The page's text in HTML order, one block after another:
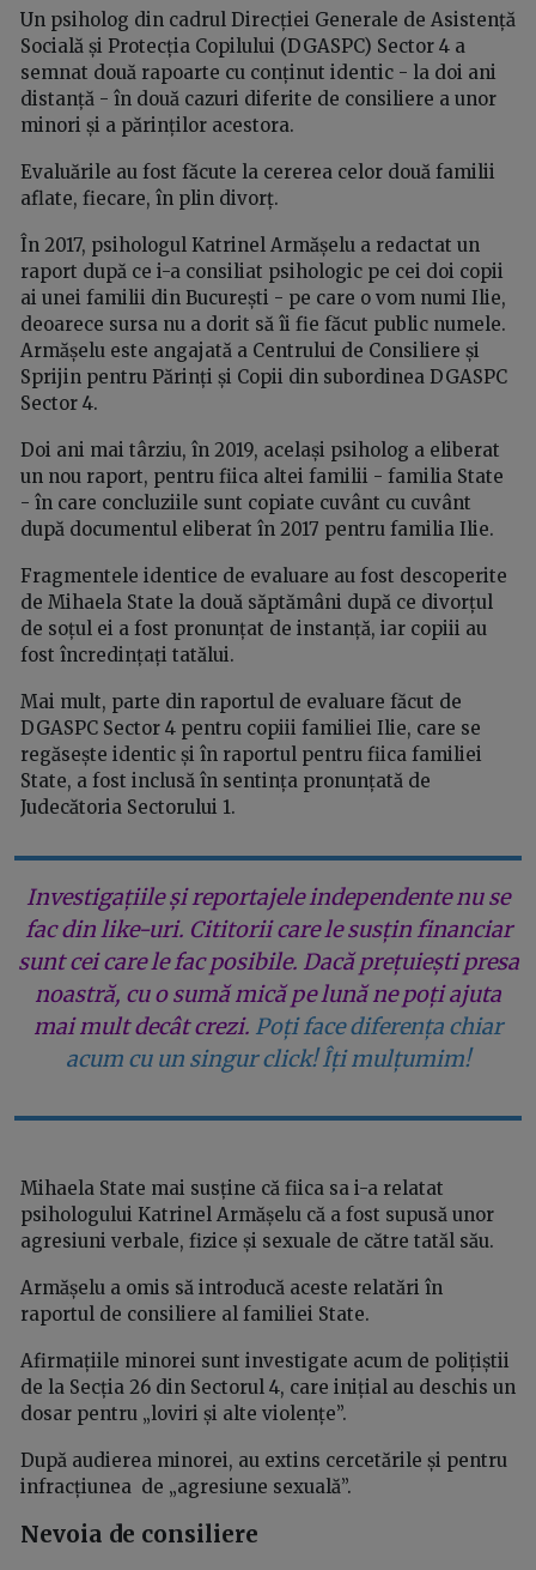
Un psiholog din cadrul Direcției Generale de Asistență
Socială și Protecția Copilului (DGASPC) Sector 4 a
semnat două rapoarte cu conținut identic - la doi ani
distanță - în două cazuri diferite de consiliere a unor
minori și a părinților acestora.
Evaluările au fost făcute la cererea celor două familii
aflate, fiecare, în plin divorț.
În 2017, psihologul Katrinel Armășelu a redactat un
raport după ce i-a consiliat psihologic pe cei doi copii
ai unei familii din București - pe care o vom numi Ilie,
deoarece sursa nu a dorit să îi fie făcut public numele.
Armășelu este angajată a Centrului de Consiliere și
Sprijin pentru Părinți și Copii din subordinea DGASPC
Sector 4.
Doi ani mai târziu, în 2019, același psiholog a eliberat
un nou raport, pentru fiica altei familii - familia State
- în care concluziile sunt copiate cuvânt cu cuvânt
după documentul eliberat în 2017 pentru familia Ilie.
Fragmentele identice de evaluare au fost descoperite
de Mihaela State la două săptămâni după ce divorțul
de soțul ei a fost pronunțat de instanță, iar copiii au
fost încredințați tatălui.
Mai mult, parte din raportul de evaluare făcut de
DGASPC Sector 4 pentru copiii familiei Ilie, care se
regăsește identic și în raportul pentru fiica familiei
State, a fost inclusă în sentința pronunțată de
Judecătoria Sectorului 1.
Investigațiile și reportajele independente nu se
fac din like-uri. Cititorii care le susțin financiar
sunt cei care le fac posibile. Dacă prețuiești presa
noastră, cu o sumă mică pe lună ne poți ajuta
mai mult decât crezi. Poți face diferența chiar
acum cu un singur click! Îți mulțumim!
Mihaela State mai susține că fiica sa i-a relatat
psihologului Katrinel Armășelu că a fost supusă unor
agresiuni verbale, fizice și sexuale de către tatăl său.
Armășelu a omis să introducă aceste relatări în
raportul de consiliere al familiei State.
Afirmațiile minorei sunt investigate acum de polițiștii
de la Secția 26 din Sectorul 4, care inițial au deschis un
dosar pentru „loviri și alte violențe”.
După audierea minorei, au extins cercetările și pentru
infracțiunea de „agresiune sexuală”.
Nevoia de consiliere